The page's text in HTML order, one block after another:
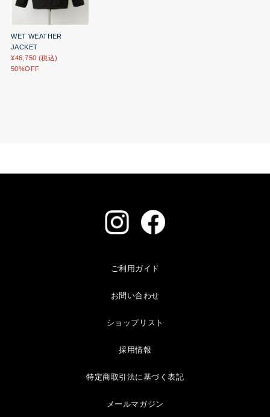
WET WEATHER
JACKET
¥46,750 (税込)
50%OFF
ご利用ガイド
お問い合わせ
ショップリスト
採用情報
特定商取引法に基づく表記
メールマガジン